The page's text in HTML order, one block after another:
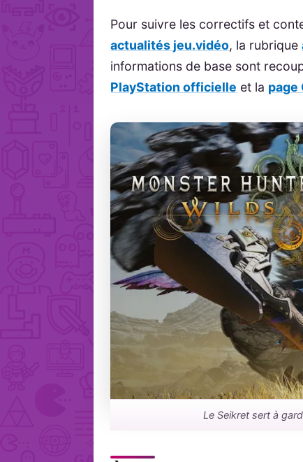
Pour suivre les correctifs et
actualités jeu.vidéo, la rubrique
informations de base sont
PlayStation officielle et la page
Le Seikret sert à